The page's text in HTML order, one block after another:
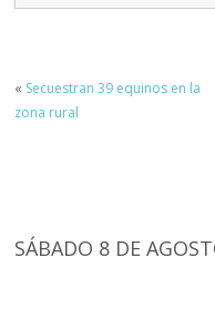
« Secuestran 39 equinos en la
zona rural
SÁBADO 8 DE